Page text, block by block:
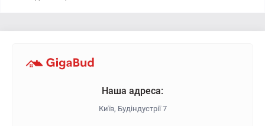
Наша адреса:
Київ, Будіндустрії 7